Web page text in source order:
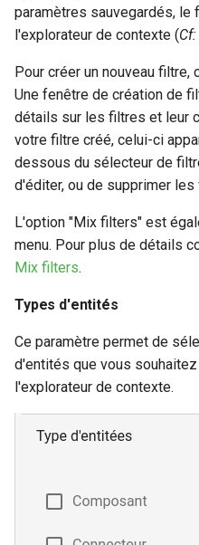
paramètres sauvegardés, le
l'explorateur de contexte (Cf:
Pour créer un nouveau filtre,
Une fenêtre de création de
détails sur les filtres et leur
votre filtre créé, celui-ci
dessous du sélecteur de
d'éditer, ou de supprimer les
L'option "Mix filters" est
menu. Pour plus de détails
Mix filters.
Types d'entités
Ce paramètre permet de
d'entités que vous
l'explorateur de contexte.